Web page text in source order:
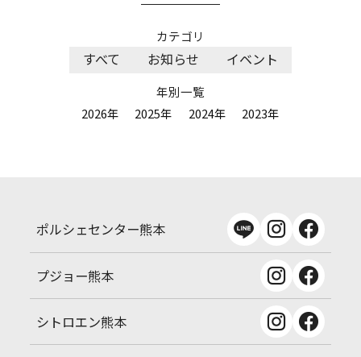
カテゴリ
すべて お知らせ イベント
年別一覧
2026年
2025年 2024年 2023年
ポルシェセンター熊本
プジョー熊本
シトロエン熊本